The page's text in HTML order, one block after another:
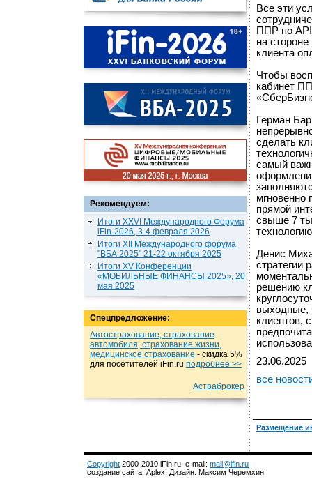
Рекомендуем:
Итоги XXVI Международного Форума
iFin-2026, 3-4 февраля 2026
Итоги XII Международного форума
"ВБА 2025" 21-22 октября 2025
Итоги XV Конференции
«МОБИЛЬНЫЕ ФИНАНСЫ 2025», 20
мая 2025
Спецпредложение:
Автострахование, страхование
автомобиля, страхование жизни,
медицинское страхование - cкидка 5%
для посетителей iFin.ru подробнеe >>
Астраброкер
Все эти
ППР по API
на
клиента
Чтобы
кабинет
Герман
сделать
самый
мгновенно
прямой
свыше 7
Денис
стратегии
решению
выходные,
клиентов,
23.06.2025
все
Размещение
Copyright 2000-2010 iFin.ru, e-mail: mail@ifin.ru
создание сайта: Aplex, Дизайн: Максим Черемхин